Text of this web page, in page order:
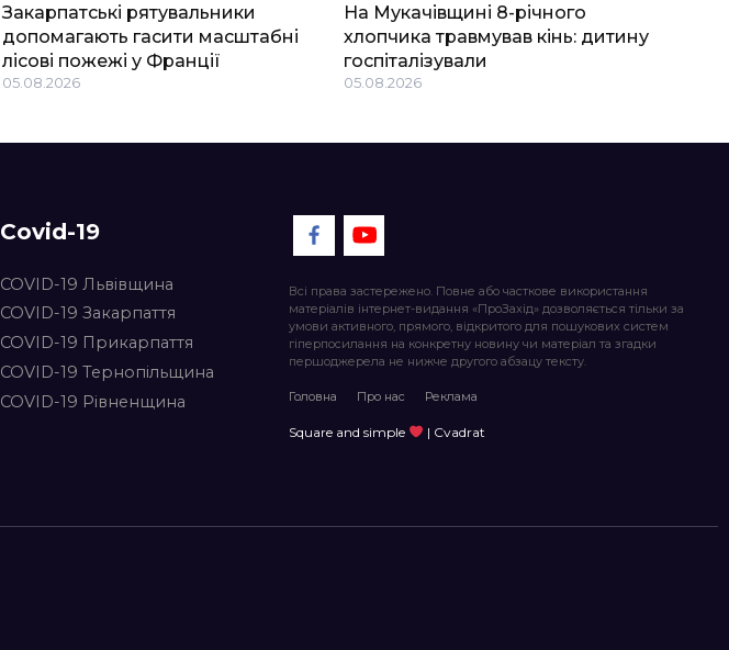
Закарпатські рятувальники
допомагають гасити масштабні
лісові пожежі у Франції
05.08.2026
На Мукачівщині 8-річного
хлопчика травмував кінь: дитину
госпіталізували
05.08.2026
Covid-19
COVID-19 Львівщина
COVID-19 Закарпаття
COVID-19 Прикарпаття
COVID-19 Тернопільщина
COVID-19 Рівненщина
Всі права застережено. Повне або часткове використання
матеріалів інтернет-видання «ПроЗахід» дозволяється тільки за
умови активного, прямого, відкритого для пошукових систем
гіперпосилання на конкретну новину чи матеріал та згадки
першоджерела не нижче другого абзацу тексту.
Головна Про нас Реклама
Square and simple | Cvadrat